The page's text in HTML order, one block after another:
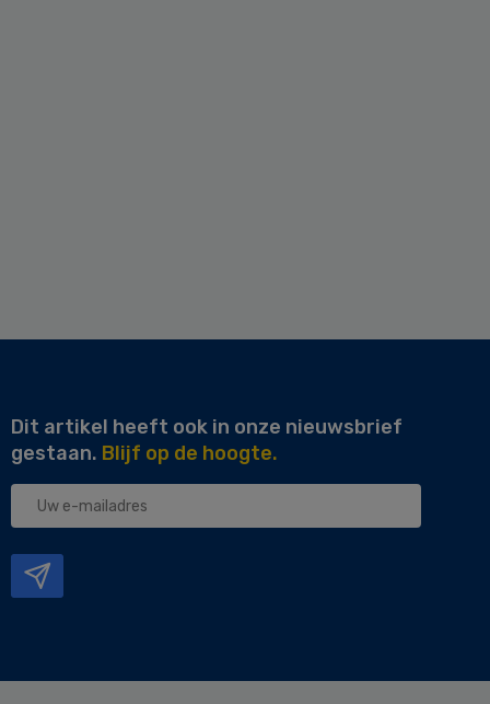
Dit artikel heeft ook in onze nieuwsbrief
gestaan. Blijf op de hoogte.
Uw